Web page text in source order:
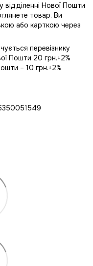
відділенні Нової Пошти
товар. Ви
або карткою через
перевізнику
Пошти 20 грн.+2%
– 10 грн.+2%